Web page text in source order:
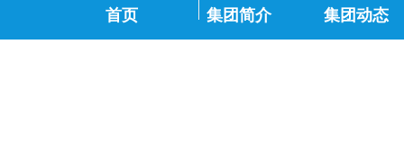
首页 集团简介 集团动态